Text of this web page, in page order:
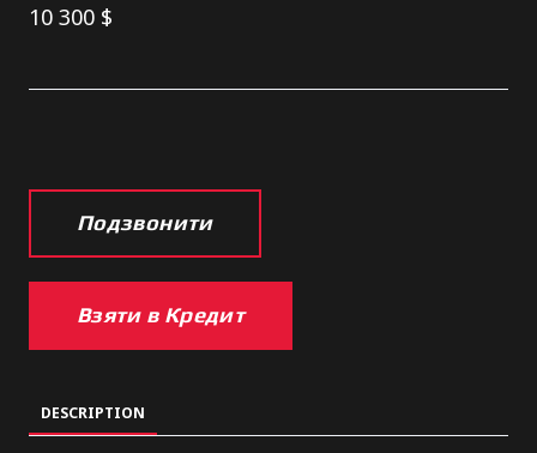
10 300 $
Подзвонити
Взяти в Кредит
DESCRIPTION